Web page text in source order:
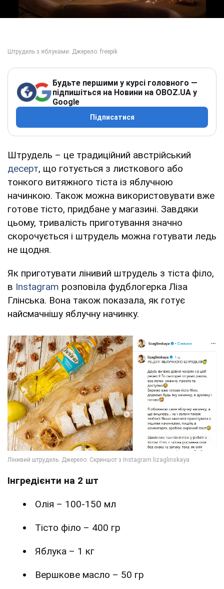
Будьте першими у курсі головного —
підпишіться на Новини на OBOZ.UA у
Google
Підписатися
Штрудель – це традиційний австрійський
десерт, що готується з листкового або
тонкого витяжного тіста із яблучною
начинкою. Також можна використовувати вже
готове тісто, придбане у магазині. Завдяки
цьому, тривалість приготування значно
скорочується і штрудель можна готувати ледь
не щодня.
Як приготувати лінивий штрудель з тіста філо,
в Instagram розповіла фудблогерка Ліза
Глінська. Вона також показала, як готує
найсмачнішу яблучну начинку.
Інгредієнти на 2 шт
Олія – 100-150 мл
Тісто філо – 400 гр
Яблука – 1 кг
Вершкове масло – 50 гр